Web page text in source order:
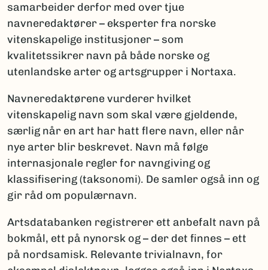
samarbeider derfor med over tjue
navneredaktører – eksperter fra norske
vitenskapelige institusjoner – som
kvalitetssikrer navn på både norske og
utenlandske arter og artsgrupper i Nortaxa.
Navneredaktørene vurderer hvilket
vitenskapelig navn som skal være gjeldende,
særlig når en art har hatt flere navn, eller når
nye arter blir beskrevet. Navn må følge
internasjonale regler for navngiving og
klassifisering (taksonomi). De samler også inn og
gir råd om populærnavn.
Artsdatabanken registrerer ett anbefalt navn på
bokmål, ett på nynorsk og – der det finnes – ett
på nordsamisk. Relevante trivialnavn, for